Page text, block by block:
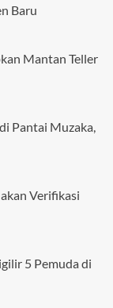
Baru
Mantan Teller
Pantai Muzaka,
Verifikasi
5 Pemuda di